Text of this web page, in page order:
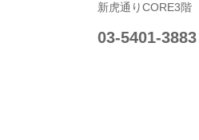
新虎通りCORE3階
03-5401-3883